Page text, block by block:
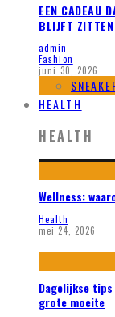
EEN CADEAU
BLIJFT ZITTEN
admin
Fashion
juni 30, 2026
HEALTH
HEALTH
Wellness:
Health
mei 24, 2026
Dagelijkse
grote moeite